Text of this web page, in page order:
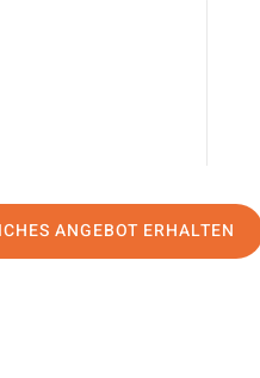
ANGEBOT ERHALTEN